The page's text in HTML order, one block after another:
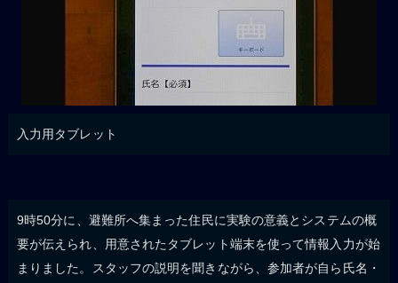
入力用タブレット
9時50分に、避難所へ集まった住民に実験の意義とシステムの概
要が伝えられ、用意されたタブレット端末を使って情報入力が始
まりました。スタッフの説明を聞きながら、参加者が自ら氏名・